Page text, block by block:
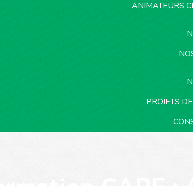
ANIMATEURS
PROJETS